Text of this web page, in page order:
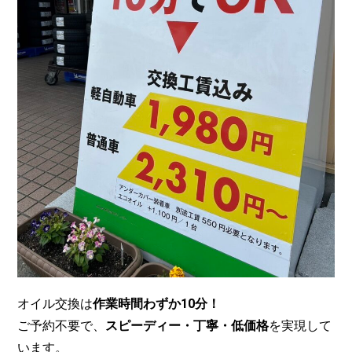
オイル交換は作業時間わずか10分！
ご予約不要で、 スピーディー・丁寧・低価格を実現して
います。